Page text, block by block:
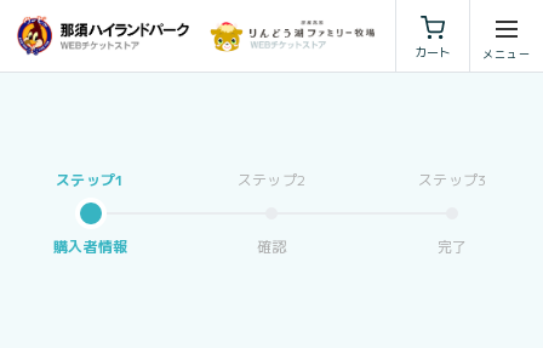
カート
特定商取引法に基づく表示
購入者情報 確認 完了